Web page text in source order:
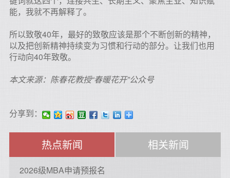
能，我就不再解释了。
所以致敬40年，最好的致敬应该是那个不断创新的精神，
以及把创新精神持续变为习惯和行动的部分。让我们也用
行动向40年致敬。
本文来源：陈春花教授“春暖花开”公众号
分享到：
热点新闻 相关新闻
2026级MBA申请预报名